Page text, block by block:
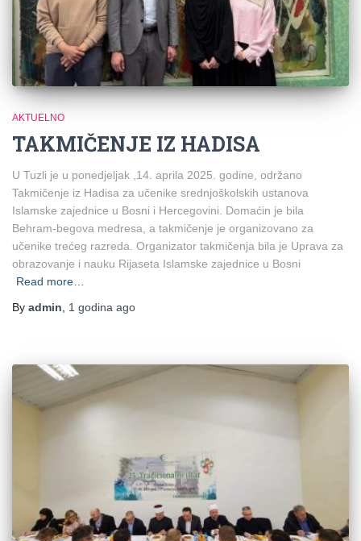
AKTUELNO
TAKMIČENJE IZ HADISA
U Tuzli je u ponedjeljak ,14. aprila 2025. godine, održano
Takmičenje iz Hadisa za učenike srednjoškolskih ustanova
Islamske zajednice u Bosni i Hercegovini. Domaćin je bila
Behram-begova medresa, a takmičenje je organizovano za
učenike trećeg razreda. Organizator takmičenja bila je Uprava za
obrazovanje i nauku Rijaseta Islamske zajednice u Bosni
Read more…
By admin 1 godina ago